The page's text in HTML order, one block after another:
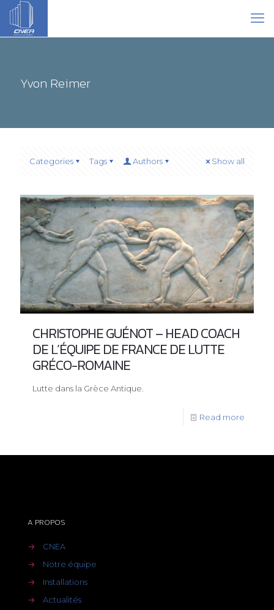
Yvon Reimer
Categories Tags Authors Show all
CHRISTOPHE GUÉNOT – HEAD COACH
DE L’ÉQUIPE DE FRANCE DE LUTTE
GRÉCO-ROMAINE
Lutte dans la Grèce Antique.
Read more
A PROPOS
→
CNEA
→
Notre équipe
→
Installations
→
Actualités